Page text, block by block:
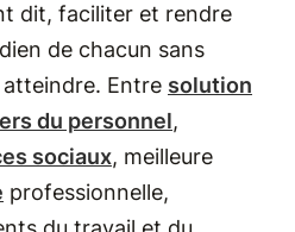
dit, faciliter et rendre
de chacun sans
Entre solution
du personnel,
sociaux, meilleure
professionnelle,